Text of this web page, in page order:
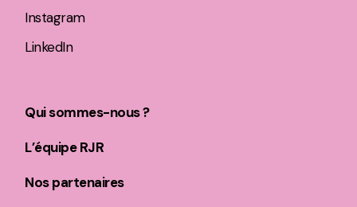
Instagram
LinkedIn
Qui sommes-nous ?
L’équipe RJR
Nos partenaires